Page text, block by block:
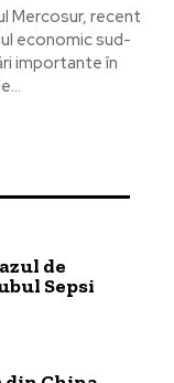
Mercosur, recent
economic sud-
importante în
de
Sepsi